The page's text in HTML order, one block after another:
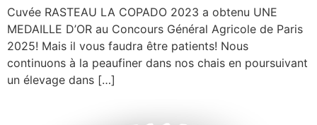
Cuvée RASTEAU LA COPADO 2023 a obtenu UNE
MEDAILLE D’OR au Concours Général Agricole de Paris
2025! Mais il vous faudra être patients! Nous
continuons à la peaufiner dans nos chais en poursuivant
un élevage dans […]